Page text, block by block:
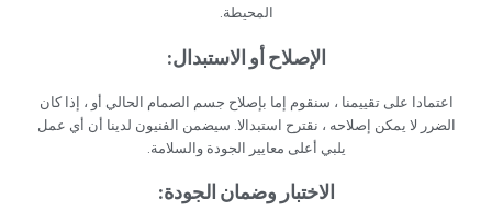
المحيطة.‏
‏الإصلاح أو الاستبدال:‏
‏اعتمادا على تقييمنا ، سنقوم إما بإصلاح جسم الصمام الحالي أو ، إذا كان
الضرر لا يمكن إصلاحه ، نقترح استبدالا. سيضمن الفنيون لدينا أن أي عمل
يلبي أعلى معايير الجودة والسلامة.‏
‏الاختبار وضمان الجودة:‏